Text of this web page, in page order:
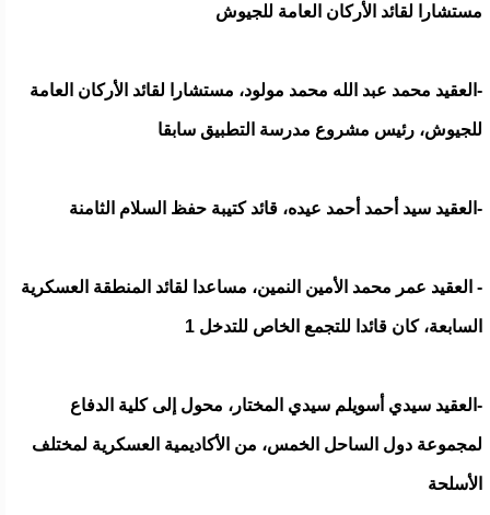
مستشارا لقائد الأركان العامة للجيوش
-العقيد محمد عبد الله محمد مولود، مستشارا لقائد الأركان العامة
للجيوش، رئيس مشروع مدرسة التطبيق سابقا
-العقيد سيد أحمد أحمد عيده، قائد كتيبة حفظ السلام الثامنة
- العقيد عمر محمد الأمين النمين، مساعدا لقائد المنطقة العسكرية
السابعة، كان قائدا للتجمع الخاص للتدخل 1
-العقيد سيدي أسويلم سيدي المختار، محول إلى كلية الدفاع
لمجموعة دول الساحل الخمس، من الأكاديمية العسكرية لمختلف
الأسلحة